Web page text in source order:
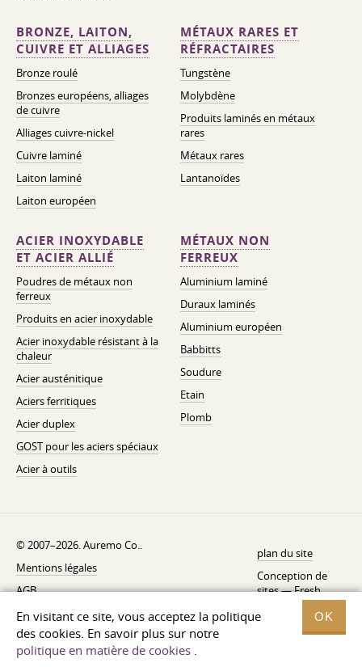
En visitant ce site, vous acceptez la politique
des cookies. En savoir plus sur notre
politique en matière de cookies .
OK
BRONZE, LAITON,
CUIVRE ET ALLIAGES
Bronze roulé
Bronzes européens, alliages
de cuivre
Alliages cuivre-nickel
Cuivre laminé
Laiton laminé
Laiton européen
MÉTAUX RARES ET
RÉFRACTAIRES
Tungstène
Molybdène
Produits laminés en métaux
rares
Métaux rares
Lantanoïdes
ACIER INOXYDABLE
ET ACIER ALLIÉ
Poudres de métaux non
ferreux
Produits en acier inoxydable
Acier inoxydable résistant à la
chaleur
Acier austénitique
Aciers ferritiques
Acier duplex
GOST pour les aciers spéciaux
Acier à outils
MÉTAUX NON
FERREUX
Aluminium laminé
Duraux laminés
Aluminium européen
Babbitts
Soudure
Etain
Plomb
© 2007–2026. Auremo Co..
Mentions légales
AGB
Politique de rétractation
Politique de confidentialité
plan du site
Conception de
sites —Fresh